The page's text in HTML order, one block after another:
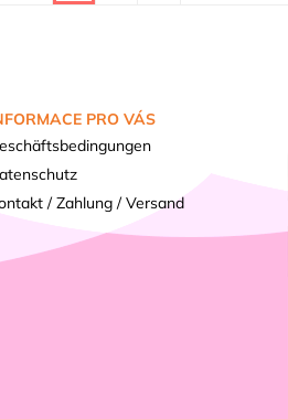
PRO VÁS
/ Zahlung / Versand